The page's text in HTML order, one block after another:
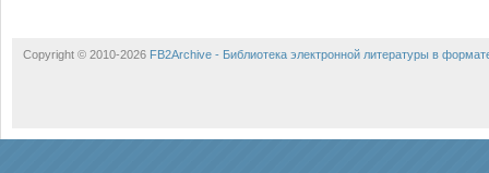
Copyright © 2010-2026 FB2Archive - Библиотека электронной литературы в